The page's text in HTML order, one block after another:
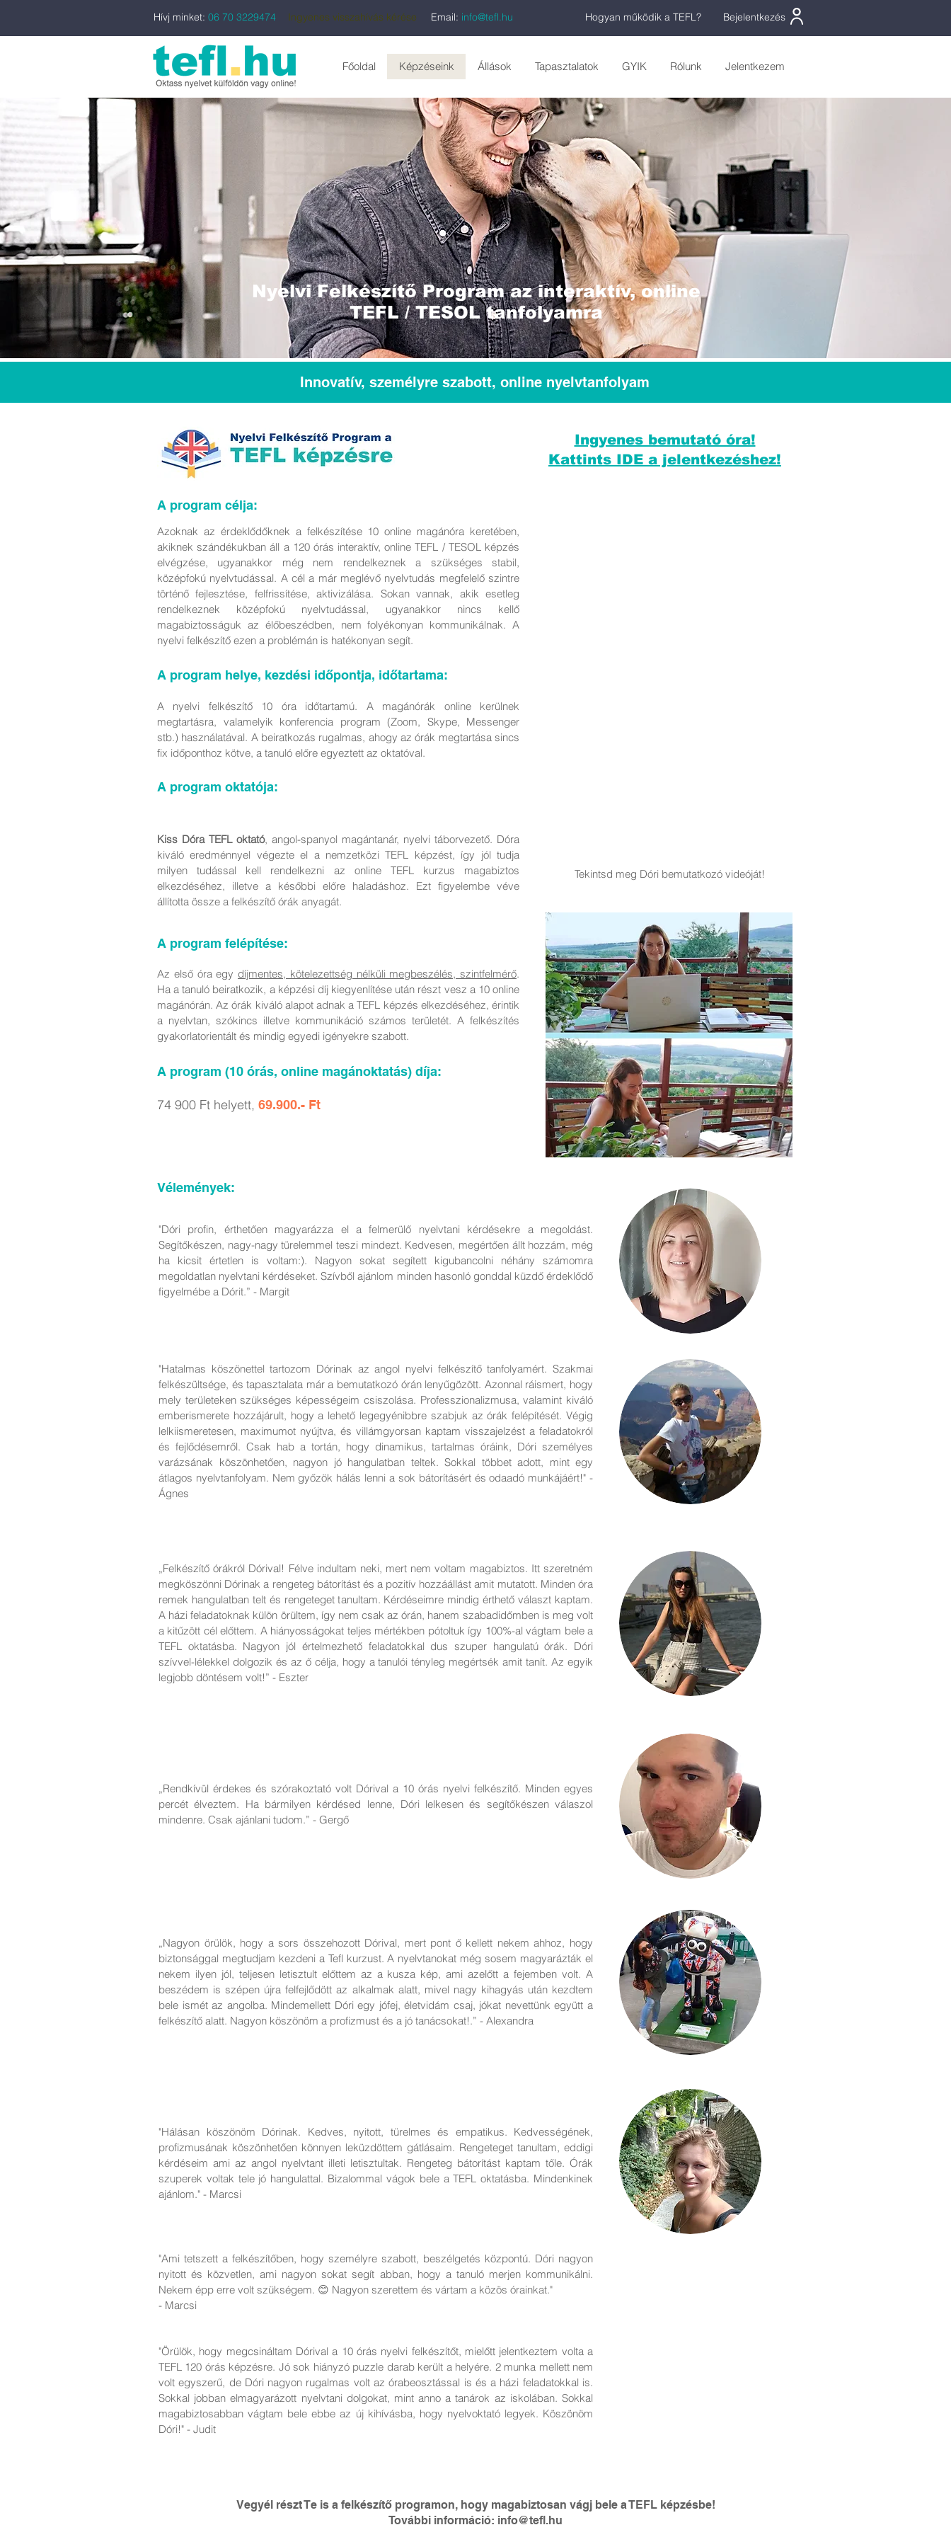
Hívj minket: 06 70 3229474 Ingyenes visszahívás kérése Email: info@tefl.hu Hogyan működik a TEFL? Bejelentkezés
Főoldal Képzéseink Állások Tapasztalatok GYIK Rólunk Jelentkezem
Nyelvi Felkészítő Program az interaktív, online
TEFL / TESOL tanfolyamra
Innovatív, személyre szabott, online nyelvtanfolyam
A program célja:
Azoknak az érdeklődőknek a felkészítése 10 online magánóra keretében,
akiknek szándékukban áll a 120 órás interaktív, online TEFL / TESOL képzés
elvégzése, ugyanakkor még nem rendelkeznek a szükséges stabil,
középfokú nyelvtudással. A cél a már meglévő nyelvtudás megfelelő szintre
történő fejlesztése, felfrissítése, aktivizálása. Sokan vannak, akik esetleg
rendelkeznek középfokú nyelvtudással, ugyanakkor nincs kellő
magabiztosságuk az élőbeszédben, nem folyékonyan kommunikálnak. A
nyelvi felkészítő ezen a problémán is hatékonyan segít.
A program helye, kezdési időpontja, időtartama:
A nyelvi felkészítő 10 óra időtartamú. A magánórák online kerülnek
megtartásra, valamelyik konferencia program (Zoom, Skype, Messenger
stb.) használatával. A beiratkozás rugalmas, ahogy az órák megtartása sincs
fix időponthoz kötve, a tanuló előre egyeztett az oktatóval.
A program oktatója:
Kiss Dóra TEFL oktató, angol-spanyol magántanár, nyelvi táborvezető. Dóra
kiváló eredménnyel végezte el a nemzetközi TEFL képzést, így jól tudja
milyen tudással kell rendelkezni az online TEFL kurzus magabiztos
elkezdéséhez, illetve a későbbi előre haladáshoz. Ezt figyelembe véve
állította össze a felkészítő órák anyagát.
A program felépítése:
Az első óra egy díjmentes, kötelezettség nélküli megbeszélés, szintfelmérő.
Ha a tanuló beiratkozik, a képzési díj kiegyenlítése után részt vesz a 10 online
magánórán. Az órák kiváló alapot adnak a TEFL képzés elkezdéséhez, érintik
a nyelvtan, szókincs illetve kommunikáció számos területét. A felkészítés
gyakorlatorientált és mindig egyedi igényekre szabott.
A program (10 órás, online magánoktatás) díja:
74 900 Ft helyett, 69.900.- Ft
Ingyenes bemutató óra!
Kattints IDE a jelentkezéshez!
Tekintsd meg Dóri bemutatkozó videóját!
Vélemények:
"Dóri profin, érthetően magyarázza el a felmerülő nyelvtani kérdésekre a megoldást.
Segítőkészen, nagy-nagy türelemmel teszi mindezt. Kedvesen, megértően állt hozzám, még
ha kicsit értetlen is voltam:). Nagyon sokat segített kigubancolni néhány számomra
megoldatlan nyelvtani kérdéseket. Szívből ajánlom minden hasonló gonddal küzdő érdeklődő
figyelmébe a Dórit.” - Margit
"Hatalmas köszönettel tartozom Dórinak az angol nyelvi felkészítő tanfolyamért. Szakmai
felkészültsége, és tapasztalata már a bemutatkozó órán lenyűgözött. Azonnal ráismert, hogy
mely területeken szükséges képességeim csiszolása. Professzionalizmusa, valamint kiváló
emberismerete hozzájárult, hogy a lehető legegyénibbre szabjuk az órák felépítését. Végig
lelkiismeretesen, maximumot nyújtva, és villámgyorsan kaptam visszajelzést a feladatokról
és fejlődésemről. Csak hab a tortán, hogy dinamikus, tartalmas óráink, Dóri személyes
varázsának köszönhetően, nagyon jó hangulatban teltek. Sokkal többet adott, mint egy
átlagos nyelvtanfolyam. Nem győzök hálás lenni a sok bátorításért és odaadó munkájáért!" -
Ágnes
„Felkészítő órákról Dórival! Félve indultam neki, mert nem voltam magabiztos. Itt szeretném
megköszönni Dórinak a rengeteg bátorítást és a pozitív hozzáállást amit mutatott. Minden óra
remek hangulatban telt és rengeteget tanultam. Kérdéseimre mindig érthető választ kaptam.
A házi feladatoknak külön örültem, így nem csak az órán, hanem szabadidőmben is meg volt
a kitűzött cél előttem. A hiányosságokat teljes mértékben pótoltuk így 100%-al vágtam bele a
TEFL oktatásba. Nagyon jól értelmezhető feladatokkal dus szuper hangulatú órák. Dóri
szívvel-lélekkel dolgozik és az ő célja, hogy a tanulói tényleg megértsék amit tanít. Az egyik
legjobb döntésem volt!” - Eszter
„Rendkívül érdekes és szórakoztató volt Dórival a 10 órás nyelvi felkészítő. Minden egyes
percét élveztem. Ha bármilyen kérdésed lenne, Dóri lelkesen és segítőkészen válaszol
mindenre. Csak ajánlani tudom.” - Gergő
„Nagyon örülök, hogy a sors összehozott Dórival, mert pont ő kellett nekem ahhoz, hogy
biztonsággal megtudjam kezdeni a Tefl kurzust. A nyelvtanokat még sosem magyarázták el
nekem ilyen jól, teljesen letisztult előttem az a kusza kép, ami azelőtt a fejemben volt. A
beszédem is szépen újra felfejlődött az alkalmak alatt, mivel nagy kihagyás után kezdtem
bele ismét az angolba. Mindemellett Dóri egy jófej, életvidám csaj, jókat nevettünk együtt a
felkészítő alatt. Nagyon köszönöm a profizmust és a jó tanácsokat!.” - Alexandra
"Hálásan köszönöm Dórinak. Kedves, nyitott, türelmes és empatikus. Kedvességének,
profizmusának köszönhetően könnyen leküzdöttem gátlásaim. Rengeteget tanultam, eddigi
kérdéseim ami az angol nyelvtant illeti letisztultak. Rengeteg bátorítást kaptam tőle. Órák
szuperek voltak tele jó hangulattal. Bizalommal vágok bele a TEFL oktatásba. Mindenkinek
ajánlom." - Marcsi
"Ami tetszett a felkészítőben, hogy személyre szabott, beszélgetés központú. Dóri nagyon
nyitott és közvetlen, ami nagyon sokat segít abban, hogy a tanuló merjen kommunikálni.
Nekem épp erre volt szükségem. 😊 Nagyon szerettem és vártam a közös órainkat."
- Marcsi
"Örülök, hogy megcsináltam Dórival a 10 órás nyelvi felkészítőt, mielőtt jelentkeztem volta a
TEFL 120 órás képzésre. Jó sok hiányzó puzzle darab került a helyére. 2 munka mellett nem
volt egyszerű, de Dóri nagyon rugalmas volt az órabeosztással is és a házi feladatokkal is.
Sokkal jobban elmagyarázott nyelvtani dolgokat, mint anno a tanárok az iskolában. Sokkal
magabiztosabban vágtam bele ebbe az új kihívásba, hogy nyelvoktató legyek. Köszönöm
Dóri!" - Judit
Vegyél részt Te is a felkészítő programon, hogy magabiztosan vágj bele a TEFL képzésbe!
További információ: info@tefl.hu